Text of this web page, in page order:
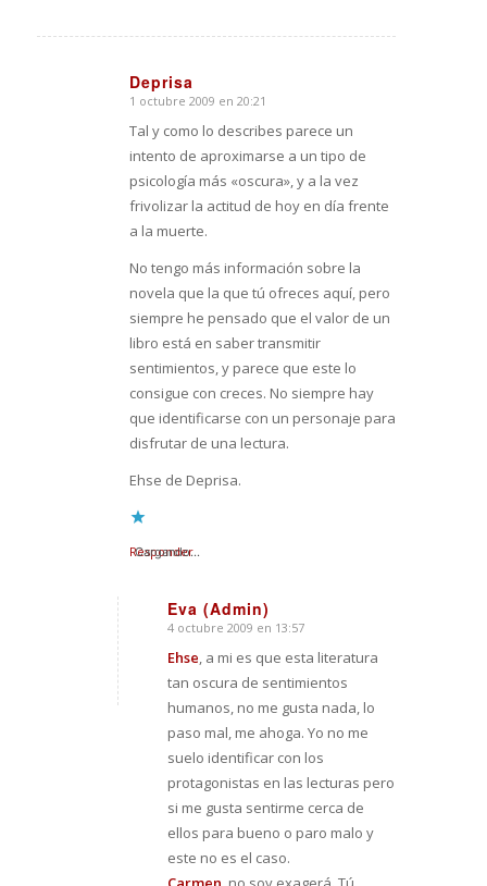
Deprisa
Dice:
1 octubre 2009 en 20:21
Tal y como lo describes parece un
intento de aproximarse a un tipo de
psicología más «oscura», y a la vez
frivolizar la actitud de hoy en día frente
a la muerte.
No tengo más información sobre la
novela que la que tú ofreces aquí, pero
siempre he pensado que el valor de un
libro está en saber transmitir
sentimientos, y parece que este lo
consigue con creces. No siempre hay
que identificarse con un personaje para
disfrutar de una lectura.
Ehse de Deprisa.
Cargando...
Responder
Eva (Admin)
Dice:
4 octubre 2009 en 13:57
Ehse, a mi es que esta literatura
tan oscura de sentimientos
humanos, no me gusta nada, lo
paso mal, me ahoga. Yo no me
suelo identificar con los
protagonistas en las lecturas pero
si me gusta sentirme cerca de
ellos para bueno o paro malo y
este no es el caso.